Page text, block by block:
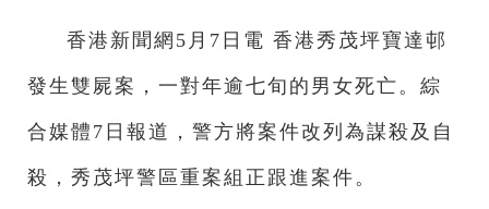
香港新聞網5月7日電 香港秀茂坪寶達邨
發生雙屍案，一對年逾七旬的男女死亡。綜
合媒體7日 報道，警方將案件改列為謀殺及自
殺，秀茂坪警區重案組正跟進案件。